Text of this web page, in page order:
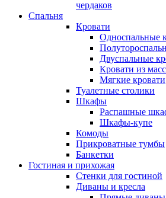
чердаков
Спальня
Кровати
Односпальные
Двуспальные
Кровати из
Мягкие кровати
Туалетные столики
Шкафы
Распашные
Шкафы-купе
Комоды
Прикроватные тумбы
Банкетки
Гостиная и прихожая
Стенки для гостиной
Диваны и кресла